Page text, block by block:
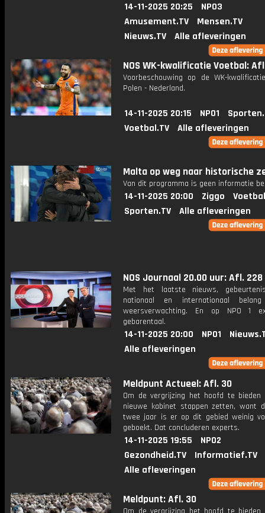
14-11-2025 20:25
NPO3
Amusement.TV
Mensen.TV
Nieuws.TV
Alle afleveringen
NOS WK-kwalificatie Voetbal:
Voorbeschouwing op de WK-
Polen - Nederland.
14-11-2025 20:15 NPO1
Voetbal.TV
Alle afleveringen
Malta op weg naar historische
Van dit programma is geen informatie
14-11-2025 20:00 Ziggo
Sporten.TV
Alle afleveringen
NOS Journaal 20.00 uur: Afl. 228
Met het laatste nieuws,
nationaal en internationaal
weersverwachting. En op NPO 1
gebarentaal.
14-11-2025 20:00 NPO1
Alle afleveringen
Meldpunt Actueel: Afl. 30
Om de vergrijzing het hoofd te
nieuwe kabinet stappen zetten, want
twee jaar is er op dit gebied weinig
geboekt. Dat concluderen experts.
14-11-2025 19:55
NPO2
Gezondheid.TV
Informatief.TV
Alle afleveringen
Meldpunt: Afl. 30